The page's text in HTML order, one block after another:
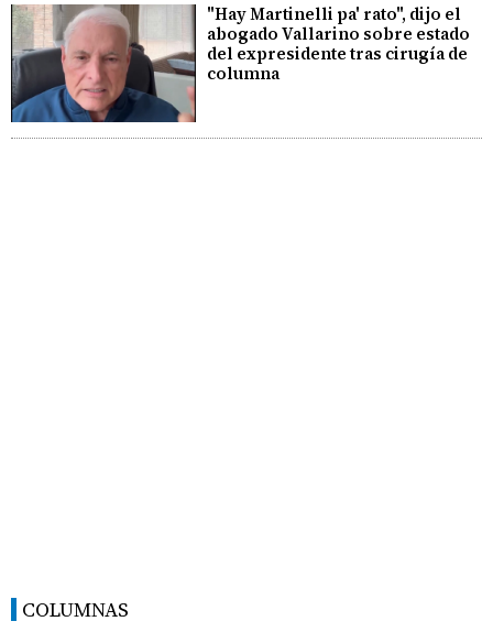
"Hay Martinelli pa' rato", dijo el
abogado Vallarino sobre estado
del expresidente tras cirugía de
columna
COLUMNAS